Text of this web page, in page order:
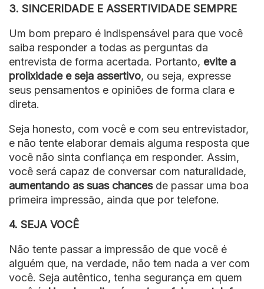
3. SINCERIDADE E ASSERTIVIDADE SEMPRE
Um bom preparo é indispensável para que você
saiba responder a todas as perguntas da
entrevista de forma acertada. Portanto, evite a
prolixidade e seja assertivo, ou seja, expresse
seus pensamentos e opiniões de forma clara e
direta.
Seja honesto, com você e com seu entrevistador,
e não tente elaborar demais alguma resposta que
você não sinta confiança em responder. Assim,
você será capaz de conversar com naturalidade,
aumentando as suas chancesde passar uma boa
primeira impressão, ainda que por telefone.
4. SEJA VOCÊ
Não tente passar a impressão de que você é
alguém que, na verdade, não tem nada a ver com
você. Seja autêntico, tenha segurança em quem